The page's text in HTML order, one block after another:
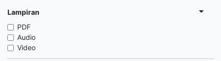
Lampiran
PDF
Audio
Video